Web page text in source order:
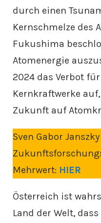
durch einen
Kernschmelze des
Fukushima
Atomenergie
2024 das Verbot
Kernkraftwerke
Zukunft auf
Sven Gabor
Mehrwert: HIER
Österreich ist
Land der Welt,